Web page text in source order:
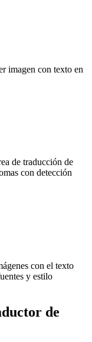
imagen con texto en
de traducción de
con detección
con el texto
y estilo
de